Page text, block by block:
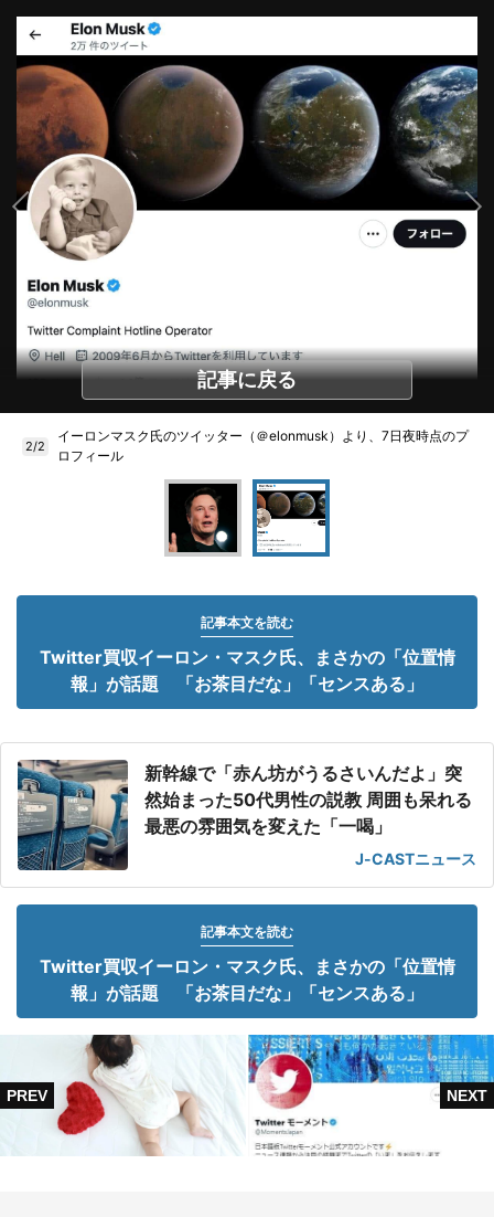
記事に戻る
2/2
イーロンマスク氏のツイッター（＠elonmusk）より、7日夜時点のプ
ロフィール
記事本文を読む
Twitter買収イーロン・マスク氏、まさかの「位置情
報」が話題 「お茶目だな」「センスある」
新幹線で「赤ん坊がうるさいんだよ」突
然始まった50代男性の説教 周囲も呆れる
最悪の雰囲気を変えた「一喝」
J-CASTニュース
記事本文を読む
Twitter買収イーロン・マスク氏、まさかの「位置情
報」が話題 「お茶目だな」「センスある」